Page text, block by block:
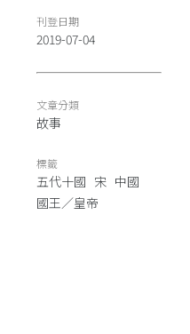
刊登日期
2019-07-04
文章分類
故事
標籤
五代十國 宋 中國
國王／皇帝